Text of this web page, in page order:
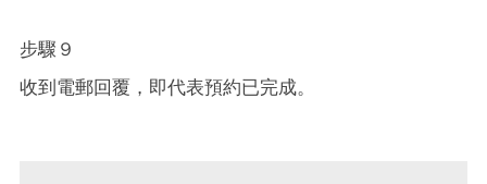
步驟９
收到電郵回覆，即代表預約已完成。